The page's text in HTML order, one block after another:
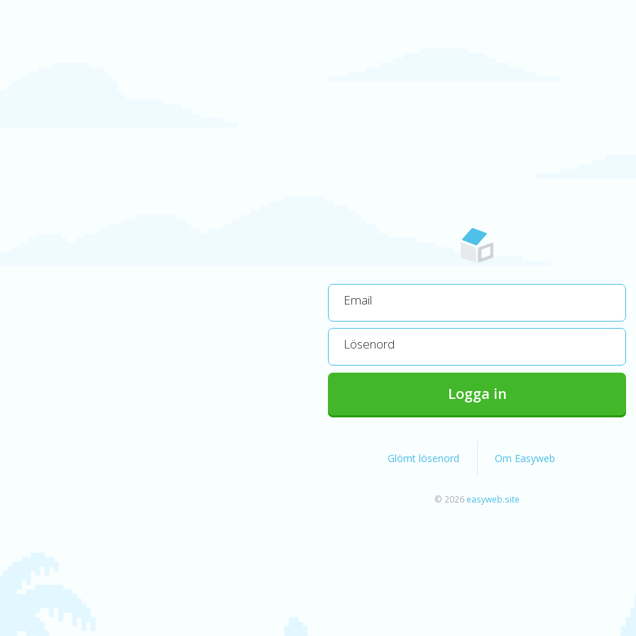
Email
Lösenord
Logga in
Glömt lösenord Om Easyweb
© 2026 easyweb.site